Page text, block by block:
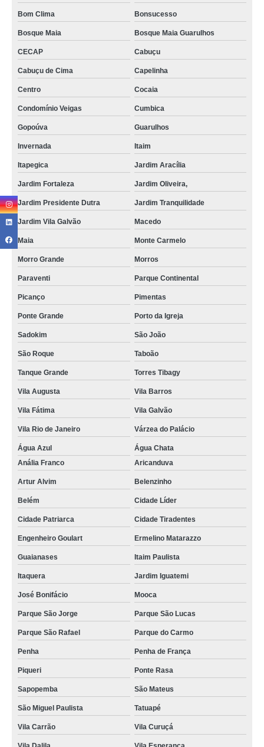
Bom Clima Bonsucesso
Bosque Maia Bosque Maia Guarulhos
CECAP Cabuçu
Cabuçu de Cima Capelinha
Centro Cocaia
Condomínio Veigas Cumbica
Gopoúva Guarulhos
Invernada Itaim
Itapegica Jardim Aracília
Jardim Fortaleza Jardim Oliveira,
Jardim Presidente Dutra Jardim Tranquilidade
Jardim Vila Galvão Macedo
Maia Monte Carmelo
Morro Grande Morros
Paraventi Parque Continental
Picanço Pimentas
Ponte Grande Porto da Igreja
Sadokim São João
São Roque Taboão
Tanque Grande Torres Tibagy
Vila Augusta Vila Barros
Vila Fátima Vila Galvão
Vila Rio de Janeiro Várzea do Palácio
Água Azul
Água Chata
Anália Franco
Aricanduva
Artur Alvim Belenzinho
Belém Cidade Líder
Cidade Patriarca Cidade Tiradentes
Engenheiro Goulart Ermelino Matarazzo
Guaianases Itaim Paulista
Itaquera Jardim Iguatemi
José Bonifácio Mooca
Parque São Jorge Parque São Lucas
Parque São Rafael Parque do Carmo
Penha Penha de França
Piqueri Ponte Rasa
Sapopemba São Mateus
São Miguel Paulista Tatuapé
Vila Carrão Vila Curuçá